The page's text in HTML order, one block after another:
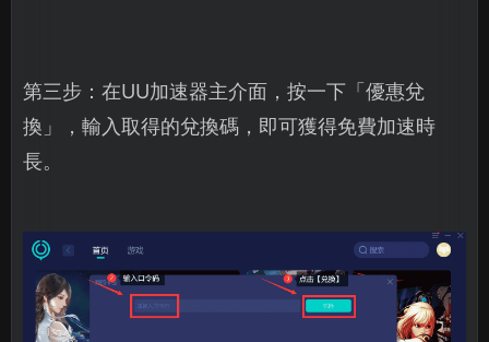
第三步：在UU加速器主介面，按一下「優惠兌
換」，輸入取得的兌換碼，即可獲得免費加速時
長。